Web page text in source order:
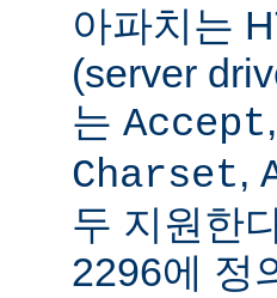
아파치는
(server
는 Accept,
Charset,
두 지원한
2296에 정